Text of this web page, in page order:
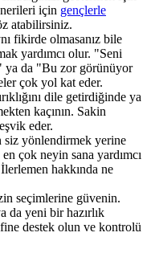
için gençlerle
atabilirsiniz.
fikirde olmasanız bile
yardımcı olur. "Seni
ya da "Bu zor görünüyor
çok yol kat eder.
dile getirdiğinde ya
kaçının. Sakin
eder.
siz yönlendirmek yerine
çok neyin sana yardımcı
hakkında ne
seçimlerine güvenin.
da yeni bir hazırlık
destek olun ve kontrolü